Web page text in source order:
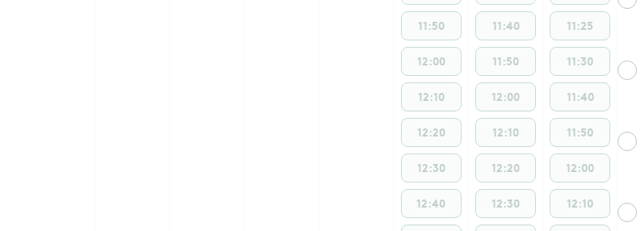
11:50
12:00
12:10
12:20
12:30
12:40
11:40
11:50
12:00
12:10
12:20
12:30
11:25
11:30
11:40
11:50
12:00
12:10